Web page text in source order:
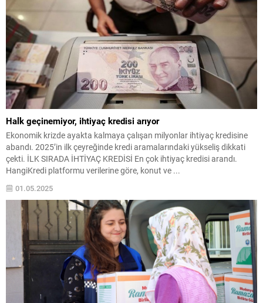
Halk geçinemiyor, ihtiyaç kredisi arıyor
Ekonomik krizde ayakta kalmaya çalışan milyonlar ihtiyaç kredisine
abandı. 2025’in ilk çeyreğinde kredi aramalarındaki yükseliş dikkati
çekti. İLK SIRADA İHTİYAÇ KREDİSİ En çok ihtiyaç kredisi arandı.
HangiKredi platformu verilerine göre, konut ve ...
01.05.2025